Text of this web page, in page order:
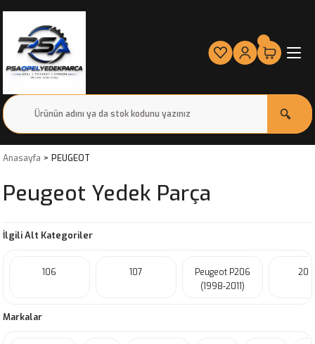
Anasayfa PEUGEOT
Peugeot Yedek Parça
İlgili Alt Kategoriler
106 107
Peugeot P206
(1998-2011)
Markalar